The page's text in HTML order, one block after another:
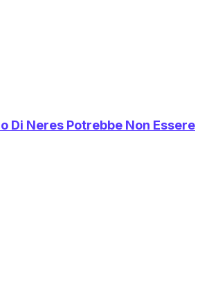
Di Neres Potrebbe Non Essere